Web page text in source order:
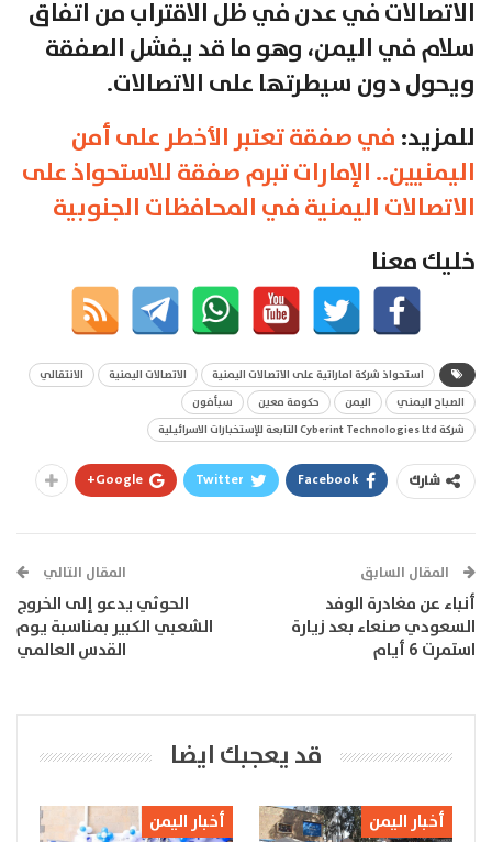
الاتصالات في عدن في ظل الاقتراب من اتفاق
سلام في اليمن، وهو ما قد يفشل الصفقة
ويحول دون سيطرتها على الاتصالات.
للمزيد:في صفقة تعتبر الأخطر على أمن
اليمنيين.. الإمارات تبرم صفقة للاستحواذ على
الاتصالات اليمنية في المحافظات الجنوبية
خليك معنا
استحواذ شركة اماراتية على الاتصالات اليمنية الاتصالات اليمنية
الانتقالي
الصباح اليمني
اليمن حكومة معين
سبأفون
شركة Cyberint Technologies Ltd التابعة للإستخبارات الاسرائيلية
شارك Facebook
Twitter
Google+
المقال السابق
أنباء عن مغادرة الوفد
السعودي صنعاء بعد زيارة
استمرت 6 أيام
المقال التالي
الحوثي يدعو إلى الخروج
الشعبي الكبير بمناسبة يوم
القدس العالمي
قد يعجبك ايضا
أخبار اليمن أخبار اليمن